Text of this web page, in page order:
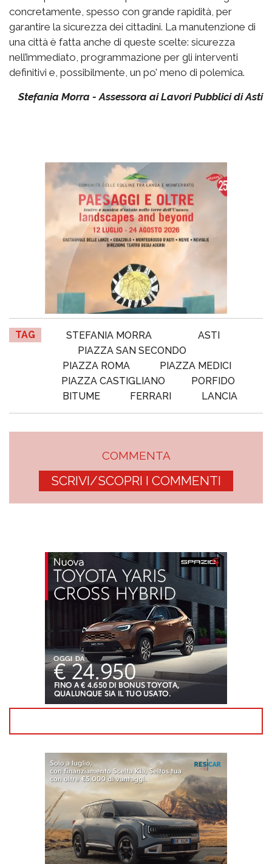
concretamente, spesso con grande rapidità, per
garantire la sicurezza dei cittadini. La manutenzione di
una città è fatta anche di queste scelte: sicurezza
nell’immediato, programmazione per gli interventi
definitivi e, possibilmente, un po’ meno di polemica.
Stefania Morra - Assessora ai Lavori Pubblici di Asti
TAG STEFANIA MORRA
ASTI
PIAZZA SAN SECONDO
PIAZZA ROMA
PIAZZA MEDICI
PIAZZA CASTIGLIANO
PORFIDO
BITUME
FERRARI LANCIA
COMMENTA
SCRIVI/SCOPRI I COMMENTI